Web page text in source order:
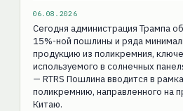
06.08.2026
Сегодня администрация Трампа
15%-ной пошлины и ряда
продукцию из поликремния,
используемого в солнечных
— RTRS Пошлина вводится в
поликремнию, направленного на
Китаю.